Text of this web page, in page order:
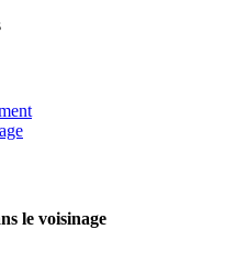
le voisinage